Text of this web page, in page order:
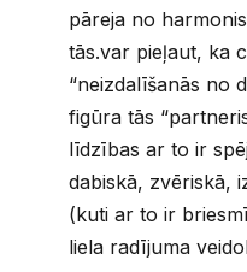
pāreja no
tās.var pieļaut, ka
“neizdalīšanās no
figūra tās
līdzības ar to ir
dabiskā, zvēriskā,
(kuti ar to ir
liela radījuma